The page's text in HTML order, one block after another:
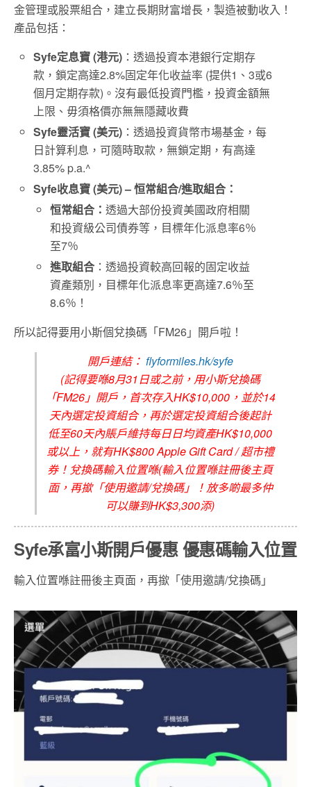
金管理或股票組合，建立長期財富增長，製造被動收入！
產品包括：
Syfe定息寶 (港元) ：透過投資本港銀行定期存
款，鎖定高達2.8%固定年化收益率 (提供1、3或6
個⽉定期存款)。沒有最低投資門檻，投資金額無
上限、毋須格價亦無無隱藏收費
Syfe靈活寶 (美元) ：透過投資貨幣市場基⾦，每
日計算利息，可隨時取款，無鎖定期，有高達
3.85% p.a.^
Syfe收息寶 (美元) – 恒常組合/進取組合：
恒常組合：透過大部份投資美國政府相關
和投資級公司債券等，目標年化派息率6％
至7％
進取組合 ：透過投資較高回報的固定收益
資產類別，目標年化派息率更高達7.6％至
8.6％！
所以記得要用小斯個兌換碼「FM26」開戶啦！
開戶連結： flyformiles.hk/syfe
(記得要喺8月31日或之前，用小斯兌換碼
「FM26」開戶，首次存入HK$10,000，並於14
天內選定投資組合，再於選定投資組合後起計
低至60天內賬戶維持每日日均資產HK$10,000
或以上，就有HK$800 Apple Gift Card / 超市禮
券！兌換碼輸入位置喺(輸入位置喺註冊後主頁
面，再撳「使用邀請/兌換碼」！放多啲最多仲
可以賺到HK$3,300添)
Syfe承富小斯開戶優惠 優惠碼輸入位置
輸入位置喺註冊後主頁面，再撳「使用邀請/兌換碼」